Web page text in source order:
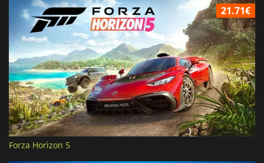
21.71€
Forza Horizon 5